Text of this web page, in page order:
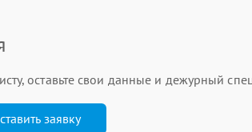
оставьте свои данные и дежурный
заявку